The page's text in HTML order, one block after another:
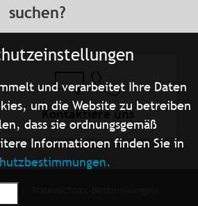
und verarbeitet Ihre Daten
um die Website zu betreiben
dass sie ordnungsgemäß
Informationen finden Sie in
suchen?
Kontaktiere uns